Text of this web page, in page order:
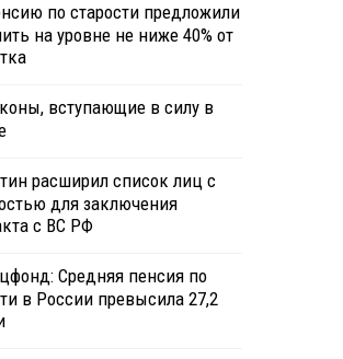
по старости предложили
на уровне не ниже 40% от
вступающие в силу в
расширил список лиц с
для заключения
с ВС РФ
Средняя пенсия по
в России превысила 27,2